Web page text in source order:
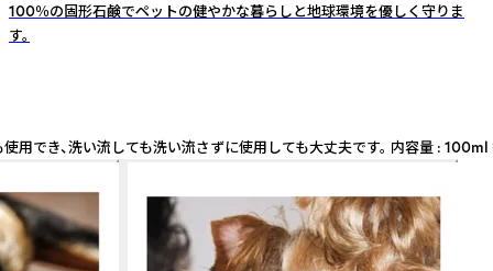
100％の固形石鹸でペットの健やかな暮らしと地球環境を優しく守りま
す。
用でき、洗い流しても洗い流さずに使用しても大丈夫です。 内容量 :